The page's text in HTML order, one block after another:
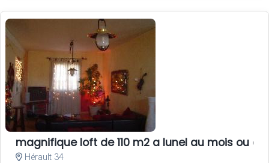
magnifique loft de 110 m2 a lunel au mois ou
Hérault 34